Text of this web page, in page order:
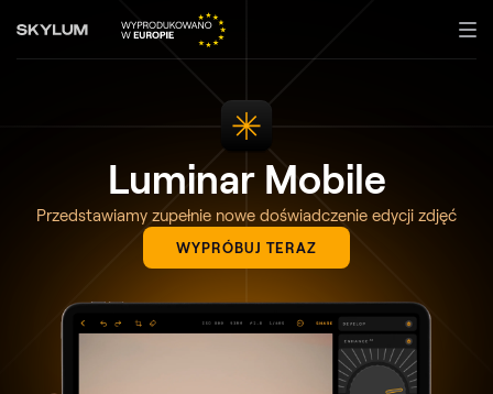
Luminar Mobile
Przedstawiamy zupełnie nowe doświadczenie edycji zdjęć
WYPRÓBUJ TERAZ